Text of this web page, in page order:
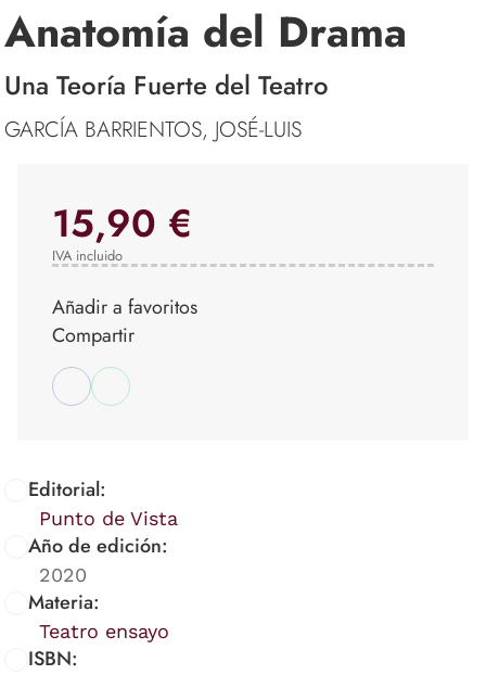
Anatomía del Drama
Una Teoría Fuerte del Teatro
GARCÍA BARRIENTOS, JOSÉ-LUIS
Editorial:
Punto de Vista
Año de edición:
2020
Materia:
Teatro ensayo
ISBN:
15,90 €
IVA incluido
Añadir a favoritos
Compartir